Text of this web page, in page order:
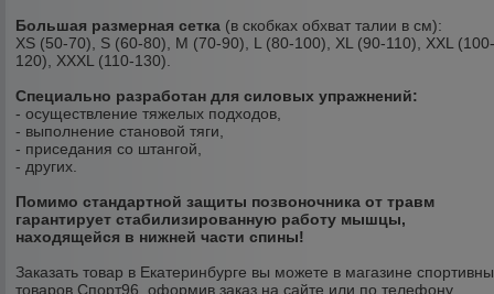
Большая размерная сетка (в скобках обхват талии в см):
XS (50-70), S (60-80), M (70-90), L (80-100), XL (90-110), XXL
120), XXXL (110-130).
Специально разработан для силовых упражнений:
- осуществление тяжелых подходов,
- выполнение становой тяги,
- приседания со штангой,
- других.
Помимо стандартной защиты позвоночника от травм
гарантирует стабилизированную работу мышцы,
находящейся в нижней части спины!
Заказать товар в Екатеринбурге вы можете в магазине
товаров Спорт96, оформив заказ на сайте или по телефону.